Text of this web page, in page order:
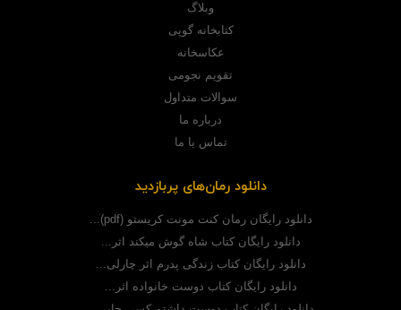
وبلاگ
کتابخانه گوپی
عکاسخانه
تقویم نجومی
سوالات متداول
درباره ما
تماس با ما
دانلود رمان‌های پربازدید
دانلود رایگان رمان کنت مونت کریستو (pdf)...
دانلود رایگان کتاب شاه گوش میکند اثر...
دانلود رایگان کتاب زندگی پدرم اثر چارلی...
دانلود رایگان کتاب دوست خانواده اثر...